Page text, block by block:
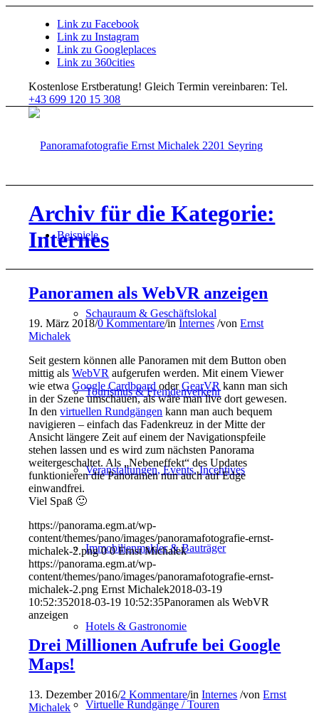
Link zu Facebook
Link zu Instagram
Link zu Googleplaces
Link zu 360cities
Kostenlose Erstberatung! Gleich Termin vereinbaren: Tel.
+43 699 120 15 308
Beispiele
Schauraum & Geschäftslokal
Tourismus & Fremdenverkehr
Veranstaltungen, Events, Incentives
Immobilienmakler & Bauträger
Hotels & Gastronomie
Virtuelle Rundgänge / Touren
Archiv für die Kategorie:
Internes
Panoramen als WebVR anzeigen
19. März 2018/0 Kommentare/inInternes /vonErnst
Michalek
Seit gestern können alle Panoramen mit dem Button oben
mittig alsWebVR aufgerufen werden. Mit einem Viewer
wie etwaGoogle Cardboard oderGearVR kann man sich
in der Szene umschauen, als wäre man live dort gewesen.
In denvirtuellen Rundgängen kann man auch bequem
navigieren – einfach das Fadenkreuz in der Mitte der
Ansicht längere Zeit auf einem der Navigationspfeile
stehen lassen und es wird zum nächsten Panorama
weitergeschaltet. Als „Nebeneffekt“ des Updates
funktionieren die Panoramen nun auch auf Edge
einwandfrei.
Viel Spaß 🙂
https://panorama.egm.at/wp-
content/themes/pano/images/panoramafotografie-ernst-
michalek-2.png 0 0 Ernst Michalek
https://panorama.egm.at/wp-
content/themes/pano/images/panoramafotografie-ernst-
michalek-2.png Ernst Michalek2018-03-19
10:52:352018-03-19 10:52:35Panoramen als WebVR
anzeigen
Drei Millionen Aufrufe bei Google
Maps!
13. Dezember 2016/2 Kommentare/inInternes /vonErnst
Michalek